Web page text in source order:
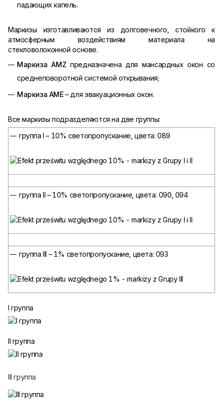
падающих капель.
Маркизы изготавливаются из долговечного, стойкого к
атмосферным воздействиям материала на
стекловолоконной основе.
Маркиза AMZ предназначена для мансардных окон со
среднеповоротной системой открывания;
Маркиза AME– для эвакуационных окон.
Все маркизы подразделяются на две группы:
группа I – 10% светопропускание, цвета: 089
группа II – 10% светопропускание, цвета: 090, 094
группа III – 1% светопропускание, цвета: 093
I группа
II группа
III группа